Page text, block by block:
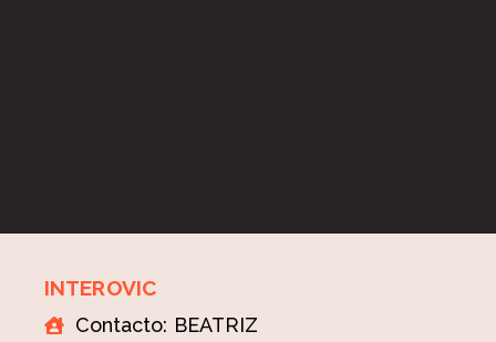
INTEROVIC
Contacto: BEATRIZ